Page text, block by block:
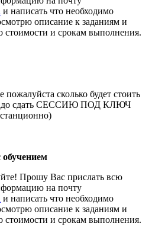
и написать что необходимо
описание к заданиям и
стоимости и срокам выполнения.
сколько будет стоить
сдать СЕССИЮ ПОД КЛЮЧ
Прошу Вас прислать всю
на почту
и написать что необходимо
описание к заданиям и
стоимости и срокам выполнения.